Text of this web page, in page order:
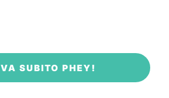
SUBITO PHEY!